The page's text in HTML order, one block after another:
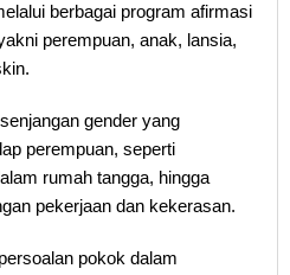
berbagai program afirmasi
perempuan, anak, lansia,
gender yang
perempuan, seperti
rumah tangga, hingga
pekerjaan dan kekerasan.
pokok dalam